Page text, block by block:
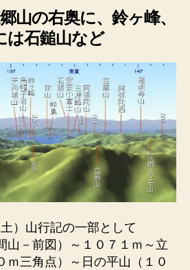
山の右奥に、鈴ヶ峰、
は石鎚山など
）山行記の一部として
山－前図）～１０７１ｍ～立
ｍ三角点）～日の平山（１０